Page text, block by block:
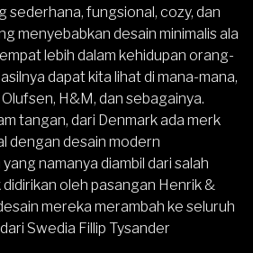
sederhana, fungsional, cozy, dan
menyebabkan desain minimalis ala
lebih dalam kehidupan orang-
dapat kita lihat di mana-mana,
H&M, dan sebagainya.
tangan, dari Denmark ada merk
dengan desain modern
namanya diambil dari salah
oleh pasangan Henrik &
mereka merambah ke seluruh
Swedia Fillip Tysander